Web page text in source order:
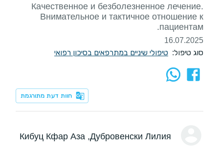
Качественное и безболезненное лечение.
Внимательное и тактичное отношение к
пациентам.
16.07.2025
סוג טיפול: טיפולי שיניים במתרפאים בסיכון רפואי
חוות דעת מתורגמת
Дубровенски Лилия
, Кибуц Кфар Аза